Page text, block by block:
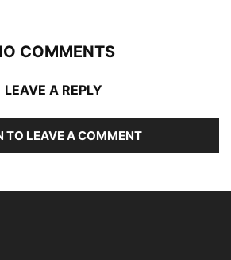
COMMENTS
LEAVE A REPLY
TO LEAVE A COMMENT